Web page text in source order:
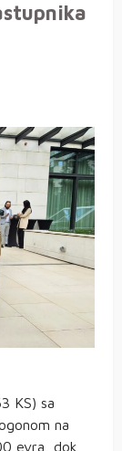
KS) sa
na
evra, dok